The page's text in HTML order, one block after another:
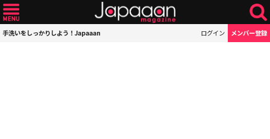
手洗いをしっかりしよう！Japaaan ログイン メンバー登録